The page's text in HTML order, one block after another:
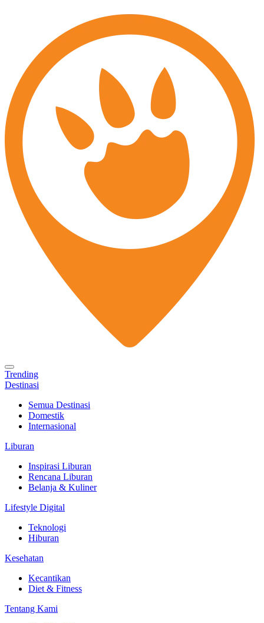
Trending
Destinasi
Semua Destinasi
Domestik
Internasional
Liburan
Inspirasi Liburan
Rencana Liburan
Belanja & Kuliner
Lifestyle Digital
Teknologi
Hiburan
Kesehatan
Kecantikan
Diet & Fitness
Tentang Kami